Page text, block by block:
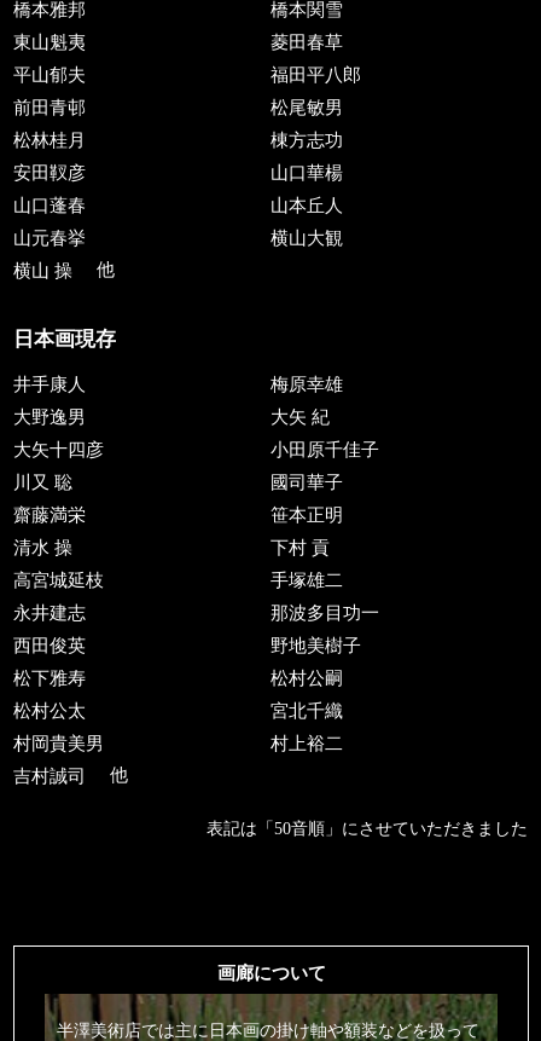
橋本雅邦
橋本関雪
東山魁夷
菱田春草
平山郁夫
福田平八郎
前田青邨
松尾敏男
松林桂月
棟方志功
安田靫彦
山口華楊
山口蓬春
山本丘人
山元春挙
横山大観
横山 操
他
日本画現存
井手康人
梅原幸雄
大野逸男
大矢 紀
大矢十四彦
小田原千佳子
川又 聡
國司華子
齋藤満栄
笹本正明
清水 操
下村 貢
高宮城延枝
手塚雄二
永井建志
那波多目功一
西田俊英
野地美樹子
松下雅寿
松村公嗣
松村公太
宮北千織
村岡貴美男
村上裕二
吉村誠司
他
表記は「50音順」にさせていただきました
画廊について
半澤美術店では主に日本画の掛け軸や額装などを扱って